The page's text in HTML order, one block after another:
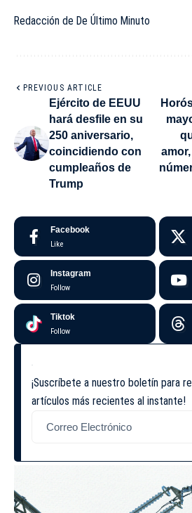
Redacción de De Último Minuto
PREVIOUS ARTICLE
Ejército de EEUU
hará desfile en su
250 aniversario,
coincidiendo con
cumpleaños de
Trump
Facebook
Like
Instagram
Follow
Tiktok
Follow
¡Suscríbete a nuestro boletín para
artículos más recientes al instante!